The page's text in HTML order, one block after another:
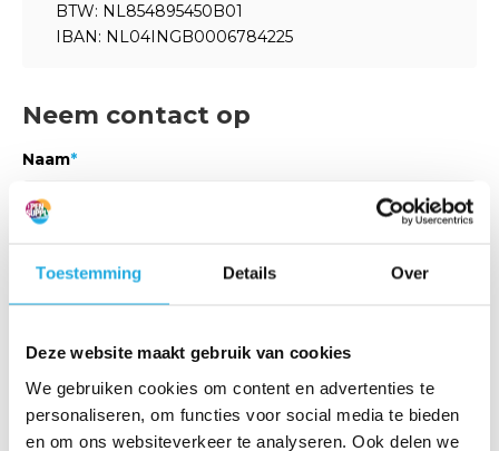
Toestemming Details Over
Deze website maakt gebruik van cookies
We gebruiken cookies om content en advertenties te
personaliseren, om functies voor social media te bieden
en om ons websiteverkeer te analyseren. Ook delen we
BTW: NL854895450B01
IBAN: NL04INGB0006784225
Neem contact op
Naam*
Bedrijf